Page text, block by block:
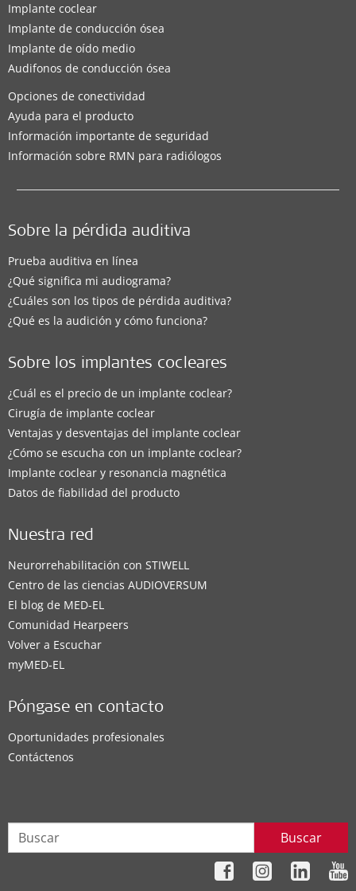
Implante coclear
Implante de conducción ósea
Implante de oído medio
Audifonos de conducción ósea
Opciones de conectividad
Ayuda para el producto
Información importante de seguridad
Información sobre RMN para radiólogos
Sobre la pérdida auditiva
Prueba auditiva en línea
¿Qué significa mi audiograma?
¿Cuáles son los tipos de pérdida auditiva?
¿Qué es la audición y cómo funciona?
Sobre los implantes cocleares
¿Cuál es el precio de un implante coclear?
Cirugía de implante coclear
Ventajas y desventajas del implante coclear
¿Cómo se escucha con un implante coclear?
Implante coclear y resonancia magnética
Datos de fiabilidad del producto
Nuestra red
Neurorrehabilitación con STIWELL
Centro de las ciencias AUDIOVERSUM
El blog de MED-EL
Comunidad Hearpeers
Volver a Escuchar
myMED‑EL
Póngase en contacto
Oportunidades profesionales
Contáctenos
Buscar